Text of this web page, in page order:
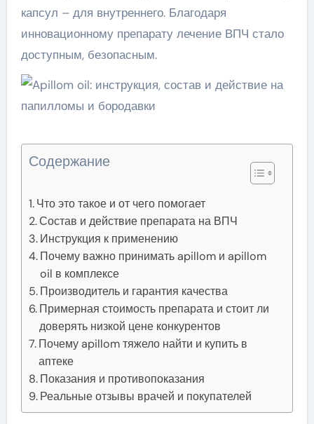
капсул – для внутреннего. Благодаря
инновационному препарату лечение ВПЧ стало
доступным, безопасным.
Содержание
Что это такое и от чего помогает
Состав и действие препарата на ВПЧ
Инструкция к применению
Почему важно принимать apillom и apillom
oil в комплексе
Производитель и гарантия качества
Примерная стоимость препарата и стоит ли
доверять низкой цене конкурентов
Почему apillom тяжело найти и купить в
аптеке
Показания и противопоказания
Реальные отзывы врачей и покупателей